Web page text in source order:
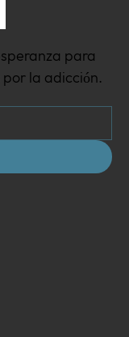
para
la adicción.